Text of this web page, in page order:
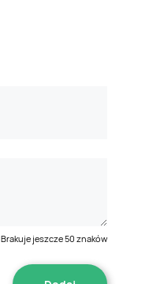
Brakuje jeszcze50 znaków